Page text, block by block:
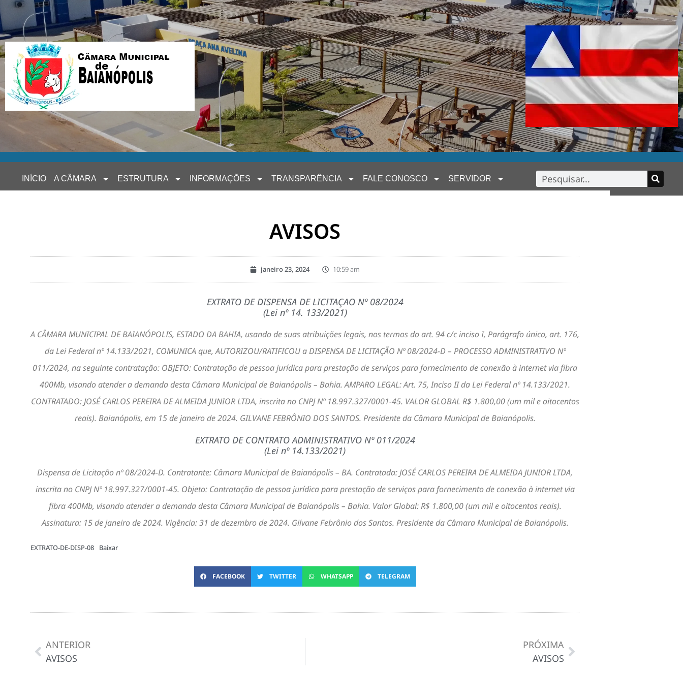
INÍCIO A CÂMARA ESTRUTURA INFORMAÇÕES TRANSPARÊNCIA FALE CONOSCO SERVIDOR
AVISOS
janeiro 23, 2024 10:59 am
EXTRATO DE DISPENSA DE LICITAÇAO Nº 08/2024
(Lei nº 14. 133/2021)
A CÂMARA MUNICIPAL DE BAIANÓPOLIS, ESTADO DA BAHIA, usando de suas atribuições legais, nos termos do art. 94 c/c inciso I, Parágrafo único, art. 176,
da Lei Federal nº 14.133/2021, COMUNICA que, AUTORIZOU/RATIFICOU a DISPENSA DE LICITAÇÃO Nº 08/2024-D – PROCESSO ADMINISTRATIVO Nº
011/2024, na seguinte contratação: OBJETO: Contratação de pessoa jurídica para prestação de serviços para fornecimento de conexão à internet via fibra
400Mb, visando atender a demanda desta Câmara Municipal de Baianópolis – Bahia. AMPARO LEGAL: Art. 75, Inciso II da Lei Federal nº 14.133/2021.
CONTRATADO: JOSÉ CARLOS PEREIRA DE ALMEIDA JUNIOR LTDA, inscrita no CNPJ Nº 18.997.327/0001-45. VALOR GLOBAL R$ 1.800,00 (um mil e oitocentos
reais). Baianópolis, em 15 de janeiro de 2024. GILVANE FEBRÔNIO DOS SANTOS. Presidente da Câmara Municipal de Baianópolis.
EXTRATO DE CONTRATO ADMINISTRATIVO Nº 011/2024
(Lei nº 14.133/2021)
Dispensa de Licitação nº 08/2024-D. Contratante: Câmara Municipal de Baianópolis – BA. Contratada: JOSÉ CARLOS PEREIRA DE ALMEIDA JUNIOR LTDA,
inscrita no CNPJ Nº 18.997.327/0001-45. Objeto: Contratação de pessoa jurídica para prestação de serviços para fornecimento de conexão à internet via
fibra 400Mb, visando atender a demanda desta Câmara Municipal de Baianópolis – Bahia. Valor Global: R$ 1.800,00 (um mil e oitocentos reais).
Assinatura: 15 de janeiro de 2024. Vigência: 31 de dezembro de 2024. Gilvane Febrônio dos Santos. Presidente da Câmara Municipal de Baianópolis.
EXTRATO-DE-DISP-08 Baixar
FACEBOOK TWITTER WHATSAPP TELEGRAM
ANTERIOR
AVISOS
PRÓXIMA
AVISOS